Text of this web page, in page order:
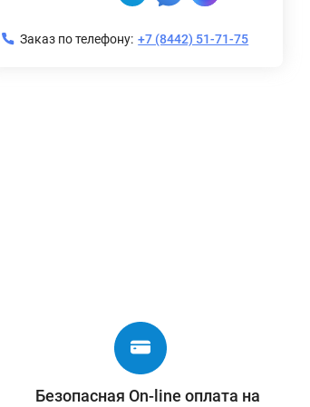
Заказ по телефону: +7 (8442) 51-71-75
Безопасная On-line оплата на